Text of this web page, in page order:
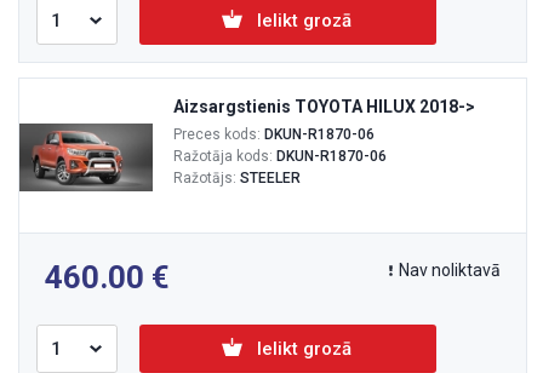
Ielikt grozā
Aizsargstienis TOYOTA HILUX 2018->
Preces kods: DKUN-R1870-06
Ražotāja kods: DKUN-R1870-06
Ražotājs: STEELER
460.00 Nav noliktavā
Ielikt grozā